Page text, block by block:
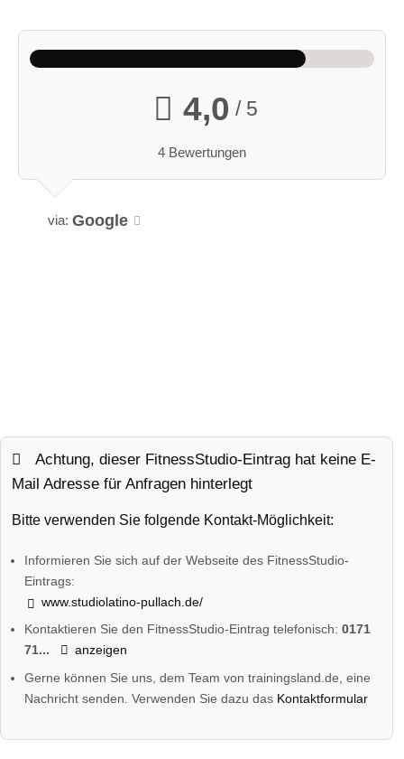
4,0 / 5
4 Bewertungen
via: Google
Achtung, dieser FitnessStudio-Eintrag hat keine E-
Mail Adresse für Anfragen hinterlegt
Bitte verwenden Sie folgende Kontakt-Möglichkeit:
Informieren Sie sich auf der Webseite des FitnessStudio-
Eintrags:
www.studiolatino-pullach.de/
Kontaktieren Sie den FitnessStudio-Eintrag telefonisch:0171
71...
anzeigen
Gerne können Sie uns, dem Team von trainingsland.de, eine
Nachricht senden. Verwenden Sie dazu das Kontaktformular